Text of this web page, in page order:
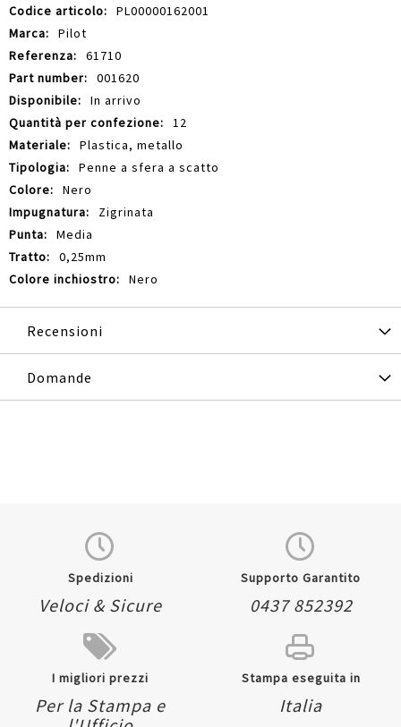
Maggiori
Informazioni
PL00000162001
Pilot
61710
001620
In arrivo
12
Plastica, metallo
Penne a sfera a scatto
Nero
Zigrinata
Media
0,25mm
Nero
Recensioni
Domande
Spedizioni
Veloci & Sicure
Supporto Garantito
0437 852392
I migliori prezzi
Per la Stampa e
Stampa eseguita in
Italia